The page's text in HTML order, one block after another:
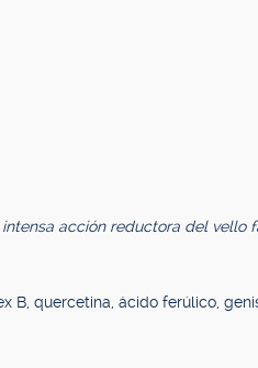
acción reductora del vello
B, quercetina, ácido ferúlico,